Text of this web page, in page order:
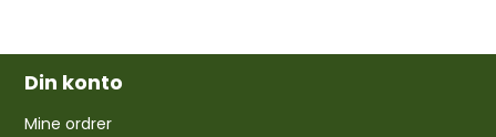
Din konto
Mine ordrer